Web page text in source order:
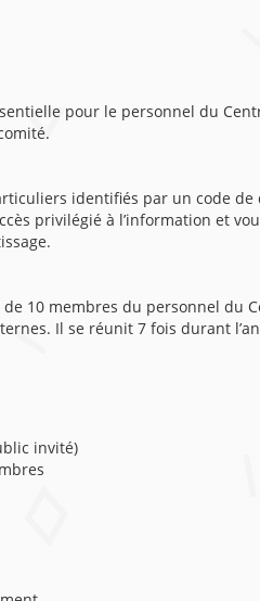
pour le personnel du
identifiés par un code
privilégié à l’information et
10 membres du personnel
Il se réunit 7 fois durant
invité)